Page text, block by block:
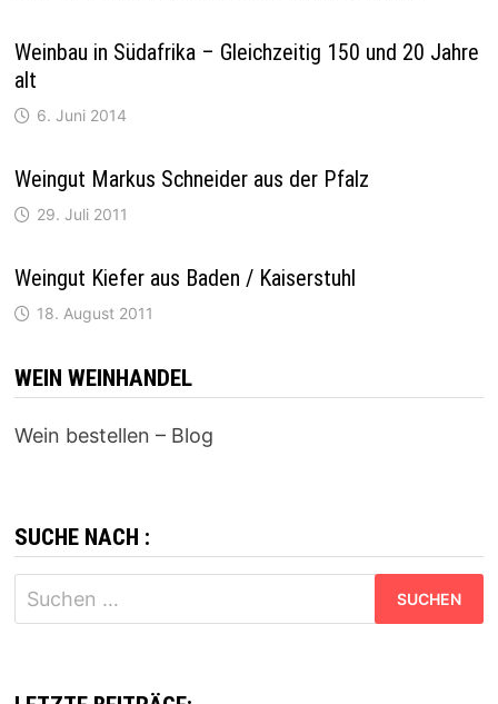
Weinbau in Südafrika – Gleichzeitig 150 und 20 Jahre
alt
6. Juni 2014
Weingut Markus Schneider aus der Pfalz
29. Juli 2011
Weingut Kiefer aus Baden / Kaiserstuhl
18. August 2011
WEIN WEINHANDEL
Wein bestellen – Blog
SUCHE NACH :
Suchen
nach: